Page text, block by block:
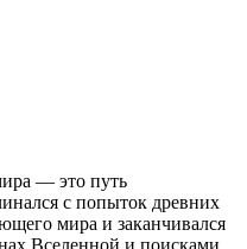
— это путь
с попыток древних
мира и заканчивался
Вселенной и поисками